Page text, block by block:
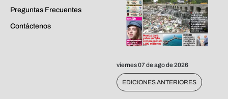
Preguntas Frecuentes
Contáctenos
viernes 07 de ago de 2026
EDICIONES ANTERIORES